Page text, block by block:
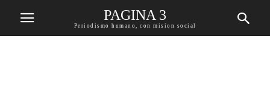
PAGINA 3
Periodismo humano, con mision social